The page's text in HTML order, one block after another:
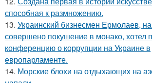
способная к размножению.
13. Украинский бизнесмен Ермолаев, на
совершено покушение в монако, хотел
конференцию о коррупции на Украине в
европарламенте.
14. Морские блохи на отдыхающих на